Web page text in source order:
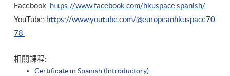
Facebook: https://www.facebook.com/hkuspace.spanish/
YouTube: https://www.youtube.com/@europeanhkuspace70
78
相關課程:
Certificate in Spanish (Introductory)